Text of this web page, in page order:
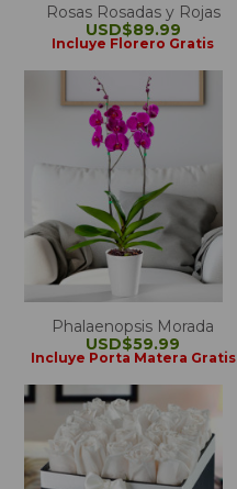
Rosas Rosadas y Rojas
USD$89.99
Incluye Florero Gratis
Phalaenopsis Morada
USD$59.99
Incluye Porta Matera Gratis